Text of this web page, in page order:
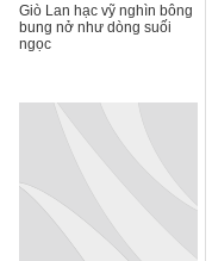
Giò Lan hạc vỹ nghìn bông
bung nở như dòng suối
ngọc